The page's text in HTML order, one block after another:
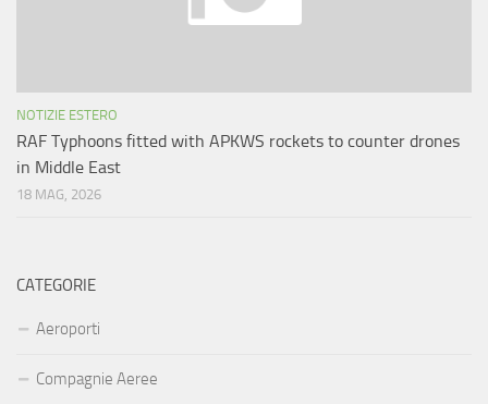
NOTIZIE ESTERO
RAF Typhoons fitted with APKWS rockets to counter drones
in Middle East
18 MAG, 2026
CATEGORIE
Aeroporti
Compagnie Aeree